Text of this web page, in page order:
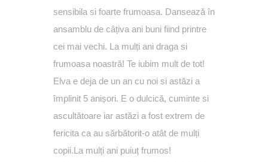
sensibila si foarte frumoasa. Dansează în
ansamblu de câțiva ani buni fiind printre
cei mai vechi. La mulți ani draga si
frumoasa noastră! Te iubim mult de tot!
Elva e deja de un an cu noi si astăzi a
împlinit 5 anișori. E o dulcică, cuminte si
ascultătoare iar astăzi a fost extrem de
fericita ca au sărbătorit-o atât de mulți
copii.La mulți ani puiuț frumos!